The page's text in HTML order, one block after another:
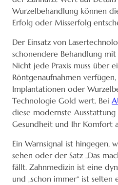
Wurzelbehandlung können
Erfolg oder Misserfolg
Der Einsatz von
schonendere Behandlung
Nicht jede Praxis muss über
Röntgenaufnahmen
Implantationen oder
Technologie Gold wert. Bei
diese modernste
Gesundheit und Ihr Komfort
Ein Warnsignal ist hingegen,
sehen oder der Satz „Das
fällt. Zahnmedizin ist eine
und „schon immer“ ist selten